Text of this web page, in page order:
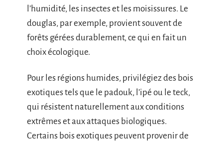
l’humidité, les insectes et les moisissures. Le
douglas, par exemple, provient souvent de
forêts gérées durablement, ce qui en fait un
choix écologique.
Pour les régions humides, privilégiez des bois
exotiques tels que le padouk, l’ipé ou le teck,
qui résistent naturellement aux conditions
extrêmes et aux attaques biologiques.
Certains bois exotiques peuvent provenir de